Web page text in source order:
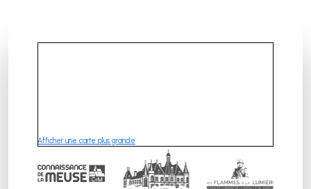
Afficher une carte plus grande